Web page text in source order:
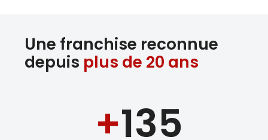
Une franchise reconnue
depuis plus de 20 ans
+135